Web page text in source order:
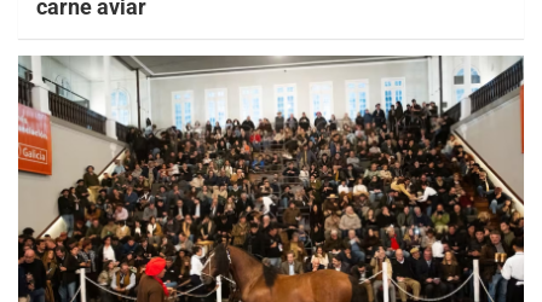
carne aviar